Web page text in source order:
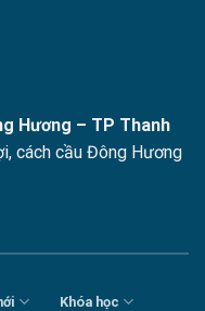
Hương – TP Thanh
cách cầu Đông Hương
Khóa học